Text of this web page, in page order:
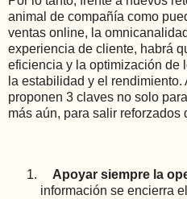
animal de compañía como
ventas online, la
experiencia de cliente, habrá
eficiencia y la optimización de
la estabilidad y el
proponen 3 claves no solo
más aún, para salir reforzados
Apoyar siempre la
información se encierra